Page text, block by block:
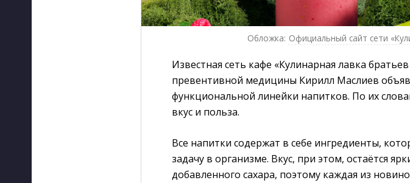
Обложка: Официальный сайт сети
Известная сеть кафе «Кулинарная лавка
превентивной медицины Кирилл Маслиев
функциональной линейки напитков. По их
вкус и польза.
Все напитки содержат в себе ингредиенты,
задачу в организме. Вкус, при этом, остаётся
добавленного сахара, поэтому каждая из